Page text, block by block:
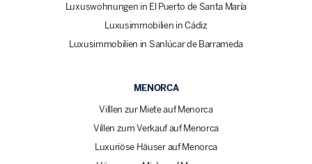
Luxuswohnungen in El Puerto de Santa María
Luxusimmobilien in Cádiz
Luxusimmobilien in Sanlúcar de Barrameda
MENORCA
Villlen zur Miete auf Menorca
Villen zum Verkauf auf Menorca
Luxuriöse Häuser auf Menorca